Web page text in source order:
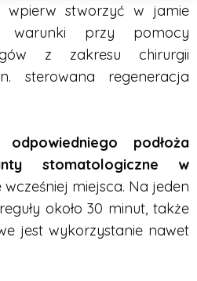
wpierw stworzyć w jamie
warunki przy pomocy
z zakresu chirurgii
sterowana regeneracja
podłoża
stomatologiczne w
wcześniej miejsca. Na jeden
około 30 minut, także
jest wykorzystanie nawet